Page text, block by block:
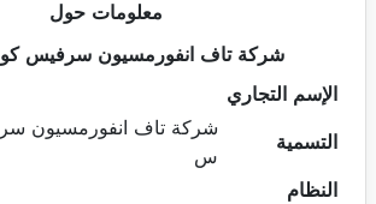
معلومات حول
شركة تاف انفورمسيون سرفيس
الإسم التجاري
التسمية
شركة تاف انفورمسيون
س
النظام